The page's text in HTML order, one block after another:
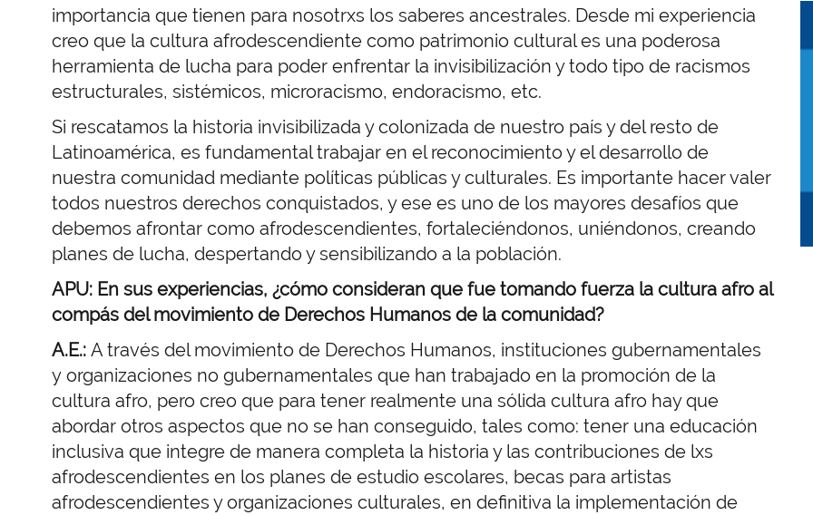
importancia que tienen para nosotrxs los saberes ancestrales. Desde mi experiencia
creo que la cultura afrodescendiente como patrimonio cultural es una poderosa
herramienta de lucha para poder enfrentar la invisibilización y todo tipo de racismos
estructurales, sistémicos, microracismo, endoracismo, etc.
Si rescatamos la historia invisibilizada y colonizada de nuestro país y del resto de
Latinoamérica, es fundamental trabajar en el reconocimiento y el desarrollo de
nuestra comunidad mediante políticas públicas y culturales. Es importante hacer valer
todos nuestros derechos conquistados, y ese es uno de los mayores desafíos que
debemos afrontar como afrodescendientes, fortaleciéndonos, uniéndonos, creando
planes de lucha, despertando y sensibilizando a la población.
APU: En sus experiencias, ¿cómo consideran que fue tomando fuerza la cultura afro al
compás del movimiento de Derechos Humanos de la comunidad?
A.E.: A través del movimiento de Derechos Humanos, instituciones gubernamentales
y organizaciones no gubernamentales que han trabajado en la promoción de la
cultura afro, pero creo que para tener realmente una sólida cultura afro hay que
abordar otros aspectos que no se han conseguido, tales como: tener una educación
inclusiva que integre de manera completa la historia y las contribuciones de lxs
afrodescendientes en los planes de estudio escolares, becas para artistas
afrodescendientes y organizaciones culturales, en definitiva la implementación de